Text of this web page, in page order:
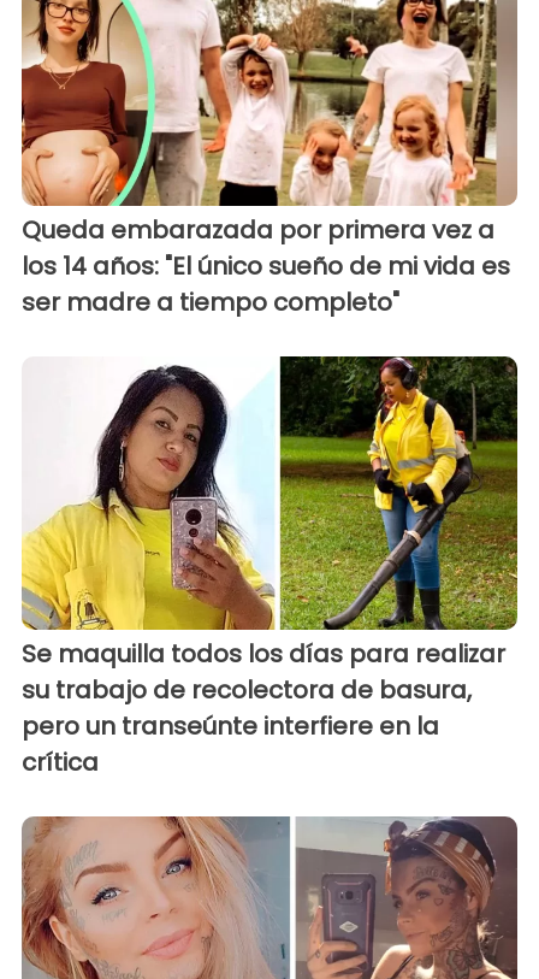
Queda embarazada por primera vez a
los 14 años: "El único sueño de mi vida es
ser madre a tiempo completo"
Se maquilla todos los días para realizar
su trabajo de recolectora de basura,
pero un transeúnte interfiere en la
crítica